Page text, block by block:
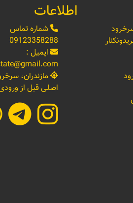
اطلاعات
شماره تماس
09123358288
ایمیل :
مازندران،
اصلی قبل از